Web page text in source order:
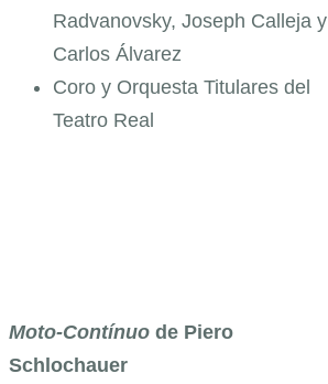
Radvanovsky, Joseph Calleja y
Carlos Álvarez
Coro y Orquesta Titulares del
Teatro Real
Moto-Contínuo de Piero
Schlochauer